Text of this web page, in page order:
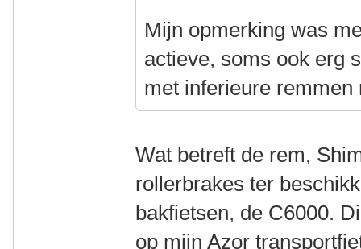
Mijn opmerking was
actieve, soms ook erg
met inferieure
Wat betreft de rem,
rollerbrakes ter
bakfietsen, de C6000.
op mijn Azor